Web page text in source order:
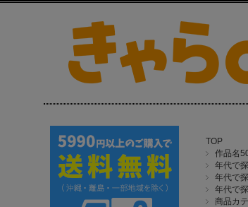
TOP
作品名
年代で
年代で
年代で
商品カ